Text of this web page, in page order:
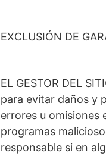
EXCLUSIÓN DE
EL GESTOR DEL
para evitar daños y
errores u omisiones
programas
responsable si en